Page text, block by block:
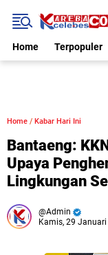
Home Terpopuler
Home / Kabar Hari Ini
Bantaeng:
Upaya
Lingkungan
Admin
Kamis, 29